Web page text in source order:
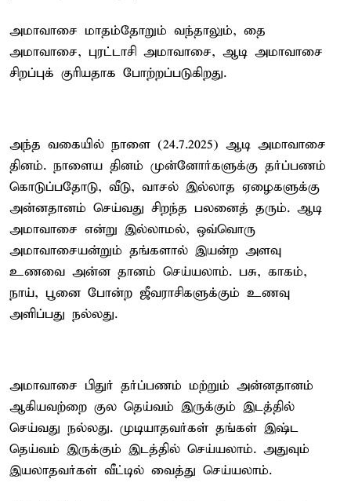
அமாவாசை மாதம்தோறும் வந்தாலும், தை
அமாவாசை, புரட்டாசி அமாவாசை, ஆடி அமாவாசை
சிறப்புக் குரியதாக போற்றப்படுகிறது.
அந்த வகையில் நாளை (24.7.2025) ஆடி அமாவாசை
தினம். நாளைய தினம் முன்னோர்களுக்கு தர்ப்பணம்
கொடுப்பதோடு, வீடு, வாசல் இல்லாத ஏழைகளுக்கு
அன்னதானம் செய்வது சிறந்த பலனைத் தரும். ஆடி
அமாவாசை என்று இல்லாமல், ஒவ்வொரு
அமாவாசையன்றும் தங்களால் இயன்ற அளவு
உணவை அன்ன தானம் செய்யலாம். பசு, காகம்,
நாய், பூனை போன்ற ஜீவராசிகளுக்கும் உணவு
அளிப்பது நல்லது.
அமாவாசை பிதுர் தர்ப்பணம் மற்றும் அன்னதானம்
ஆகியவற்றை குல தெய்வம் இருக்கும் இடத்தில்
செய்வது நல்லது. முடியாதவர்கள் தங்கள் இஷ்ட
தெய்வம் இருக்கும் இடத்தில் செய்யலாம். அதுவும்
இயலாதவர்கள் வீட்டில் வைத்து செய்யலாம்.